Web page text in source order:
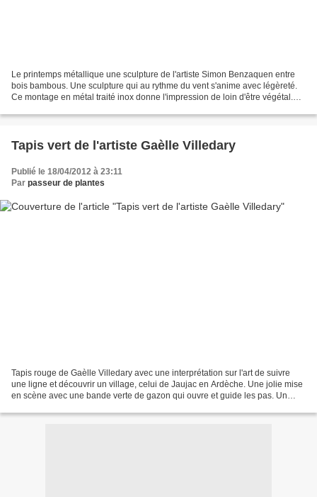
Le printemps métallique une sculpture de l'artiste Simon Benzaquen entre
bois bambous. Une sculpture qui au rythme du vent s'anime avec légèreté.
Ce montage en métal traité inox donne l'impression de loin d'être végétal.
Tapis vert de l'artiste Gaèlle Villedary
Publié le 18/04/2012 à 23:11
Par passeur de plantes
Tapis rouge de Gaèlle Villedary avec une interprétation sur l'art de suivre
une ligne et découvrir un village, celui de Jaujac en Ardèche. Une jolie mise
en scène avec une bande verte de gazon qui ouvre et guide les pas. Un